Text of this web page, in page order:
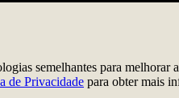
semelhantes para
de Privacidade para obter mais